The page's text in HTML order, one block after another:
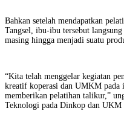
Bahkan setelah mendapatkan
Tangsel, ibu-ibu tersebut
masing hingga menjadi suatu
“Kita telah menggelar kegiatan
kreatif koperasi dan UMKM pada
memberikan pelatihan talikur,”
Teknologi pada Dinkop dan UKM